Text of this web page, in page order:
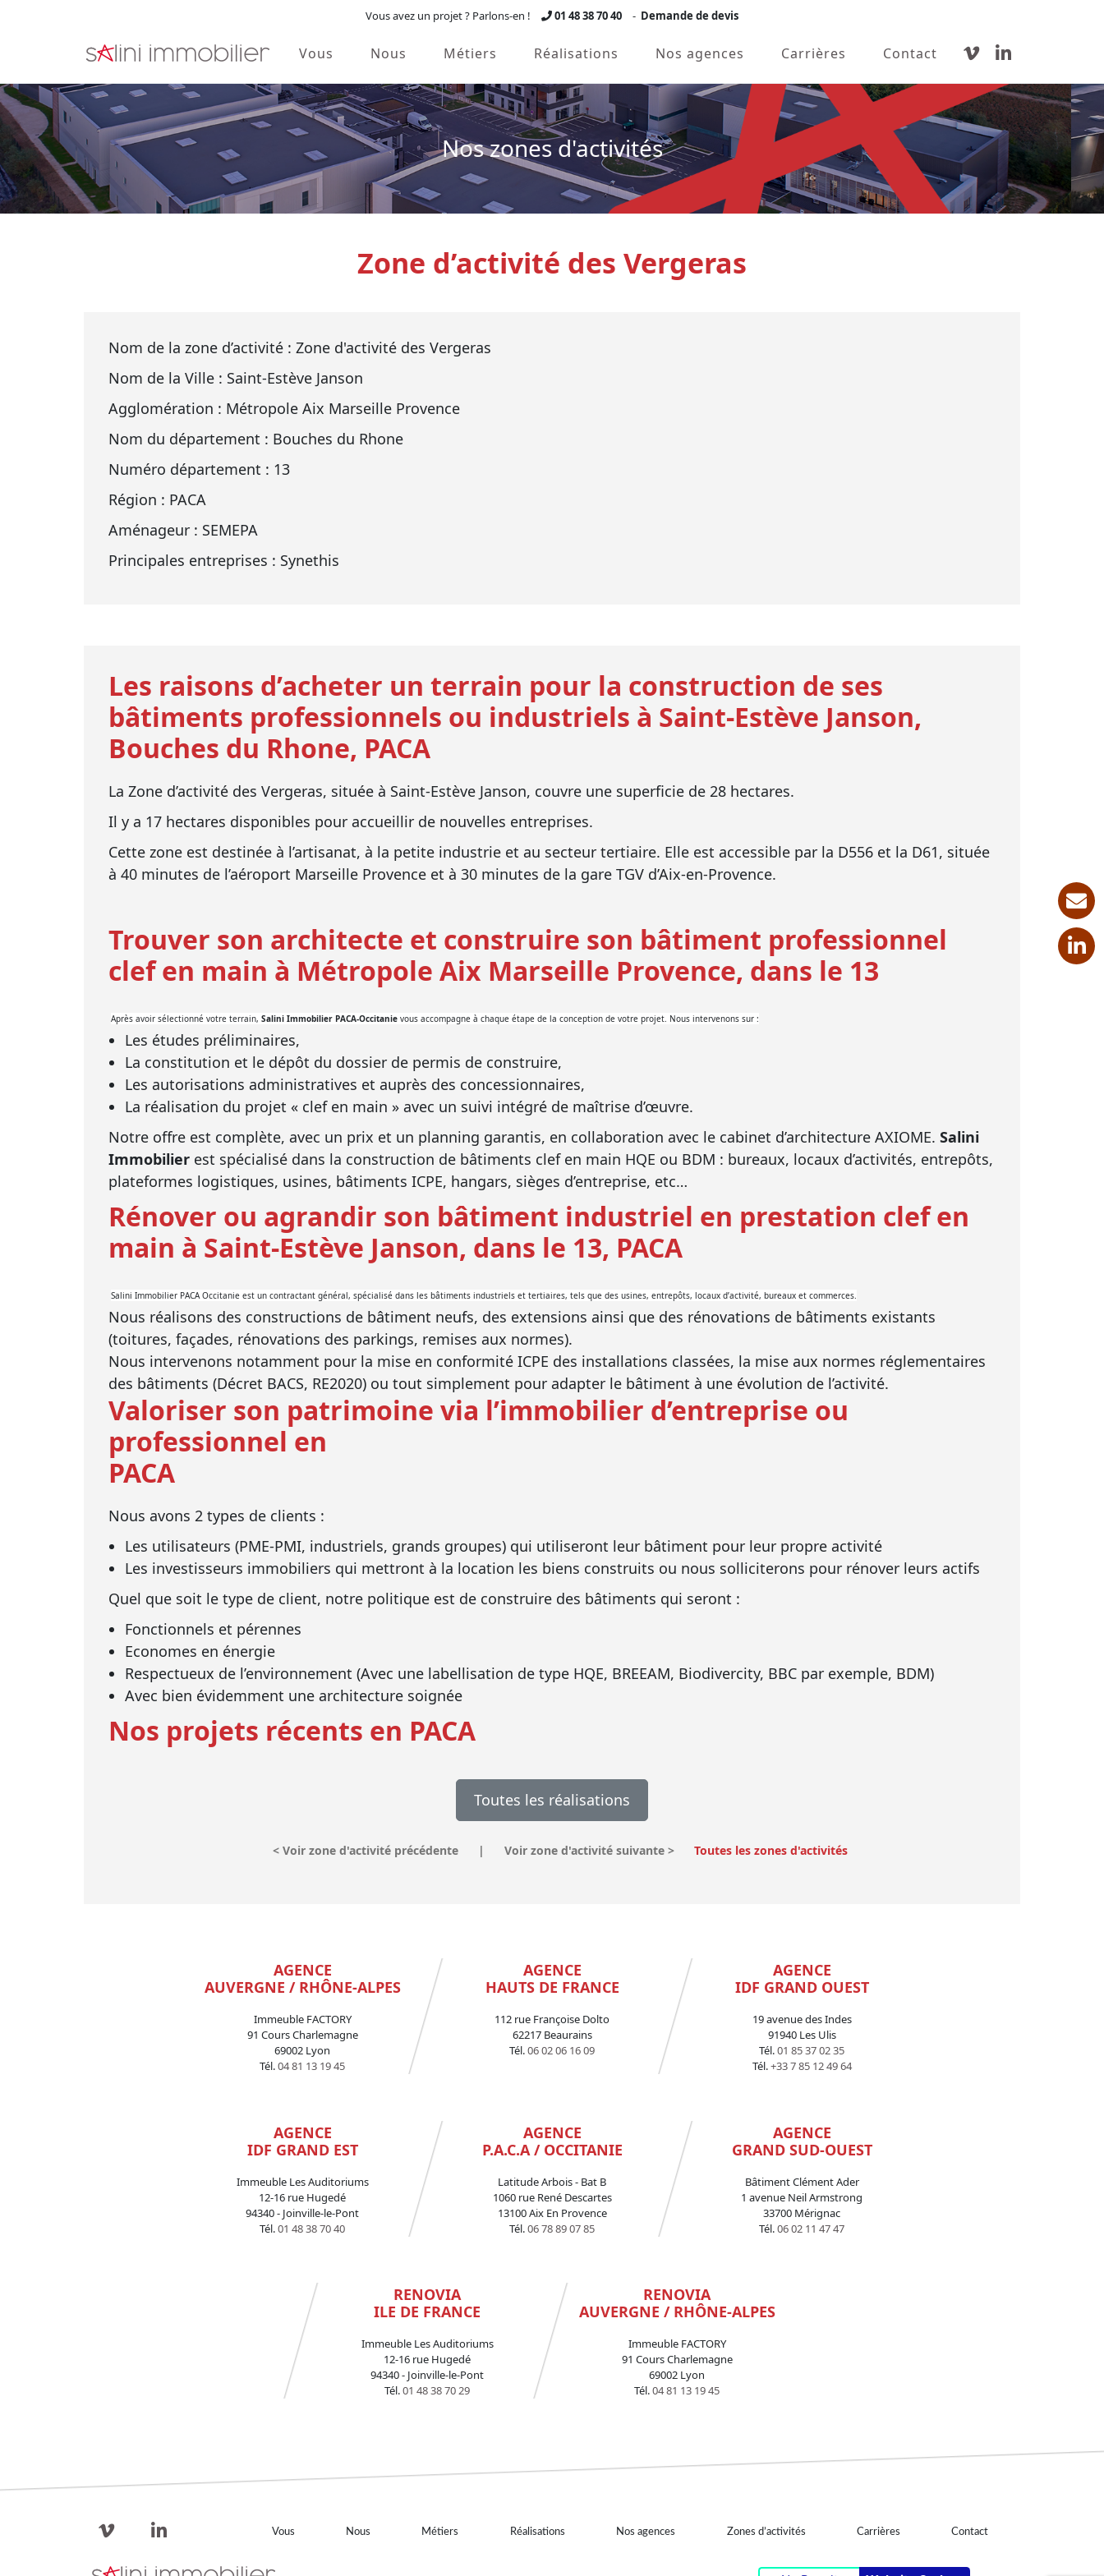
Skip to main content
Vous avez un projet ? Parlons-en ! 01 48 38 70 40 - Demande de devis
Vous Nous Métiers Réalisations Nos agences Carrières Contact
Nos zones d'activités
Zone d’activité des Vergeras
Nom de la zone d’activité : Zone d'activité des Vergeras
Nom de la Ville : Saint-Estève Janson
Agglomération : Métropole Aix Marseille Provence
Nom du département : Bouches du Rhone
Numéro département : 13
Région : PACA
Aménageur : SEMEPA
Principales entreprises : Synethis
Les raisons d’acheter un terrain pour la construction de ses
bâtiments professionnels ou industriels à Saint-Estève Janson,
Bouches du Rhone, PACA
La Zone d’activité des Vergeras, située à Saint-Estève Janson, couvre une superficie de 28 hectares.
Il y a 17 hectares disponibles pour accueillir de nouvelles entreprises.
Cette zone est destinée à l’artisanat, à la petite industrie et au secteur tertiaire. Elle est accessible par la D556 et la D61, située
à 40 minutes de l’aéroport Marseille Provence et à 30 minutes de la gare TGV d’Aix-en-Provence.
Trouver son architecte et construire son bâtiment professionnel
clef en main à Métropole Aix Marseille Provence, dans le 13
Après avoir sélectionné votre terrain, Salini Immobilier PACA-Occitanievous accompagne à chaque étape de la conception de votre projet. Nous intervenons sur :
Les études préliminaires,
La constitution et le dépôt du dossier de permis de construire,
Les autorisations administratives et auprès des concessionnaires,
La réalisation du projet « clef en main » avec un suivi intégré de maîtrise d’œuvre.
Notre offre est complète, avec un prix et un planning garantis, en collaboration avec le cabinet d’architecture AXIOME. Salini
Immobilier est spécialisé dans la construction de bâtiments clef en main HQE ou BDM : bureaux, locaux d’activités, entrepôts,
plateformes logistiques, usines, bâtiments ICPE, hangars, sièges d’entreprise, etc…
Rénover ou agrandir son bâtiment industriel en prestation clef en
main à Saint-Estève Janson, dans le 13, PACA
Salini Immobilier PACA Occitanie est un contractant général, spécialisé dans les bâtiments industriels et tertiaires, tels que des usines, entrepôts, locaux d’activité, bureaux et commerces.
Nous réalisons des constructions de bâtiment neufs, des extensions ainsi que des rénovations de bâtiments existants
(toitures, façades, rénovations des parkings, remises aux normes).
Nous intervenons notamment pour la mise en conformité ICPE des installations classées, la mise aux normes réglementaires
des bâtiments (Décret BACS, RE2020) ou tout simplement pour adapter le bâtiment à une évolution de l’activité.
Valoriser son patrimoine via l’immobilier d’entreprise ou
professionnel en
PACA
Nous avons 2 types de clients :
Les utilisateurs (PME-PMI, industriels, grands groupes) qui utiliseront leur bâtiment pour leur propre activité
Les investisseurs immobiliers qui mettront à la location les biens construits ou nous solliciterons pour rénover leurs actifs
Quel que soit le type de client, notre politique est de construire des bâtiments qui seront :
Fonctionnels et pérennes
Economes en énergie
Respectueux de l’environnement (Avec une labellisation de type HQE, BREEAM, Biodivercity, BBC par exemple, BDM)
Avec bien évidemment une architecture soignée
Nos projets récents en PACA
Toutes les réalisations
< Voir zone d'activité précédente | Voir zone d'activité suivante > Toutes les zones d'activités
AGENCE
AUVERGNE / RHÔNE-ALPES
Immeuble FACTORY
91 Cours Charlemagne
69002 Lyon
Tél.04 81 13 19 45
AGENCE
HAUTS DE FRANCE
112 rue Françoise Dolto
62217 Beaurains
Tél.06 02 06 16 09
AGENCE
IDF GRAND OUEST
19 avenue des Indes
91940 Les Ulis
Tél.01 85 37 02 35
Tél.+33 7 85 12 49 64
AGENCE
IDF GRAND EST
Immeuble Les Auditoriums
12-16 rue Hugedé
94340 - Joinville-le-Pont
Tél.01 48 38 70 40
AGENCE
P.A.C.A / OCCITANIE
Latitude Arbois - Bat B
1060 rue René Descartes
13100 Aix En Provence
Tél.06 78 89 07 85
AGENCE
GRAND SUD-OUEST
Bâtiment Clément Ader
1 avenue Neil Armstrong
33700 Mérignac
Tél.06 02 11 47 47
RENOVIA
ILE DE FRANCE
Immeuble Les Auditoriums
12-16 rue Hugedé
94340 - Joinville-le-Pont
Tél.01 48 38 70 29
RENOVIA
AUVERGNE / RHÔNE-ALPES
Immeuble FACTORY
91 Cours Charlemagne
69002 Lyon
Tél.04 81 13 19 45
Vous Nous Métiers Réalisations Nos agences Zones d’activités Carrières Contact